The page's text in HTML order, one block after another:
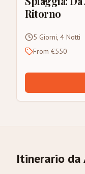
Ritorno
5 Giorni, 4 Notti
From €550
Itinerario da